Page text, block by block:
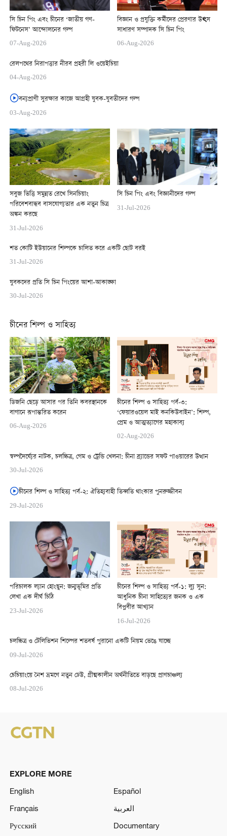
সি চিন পিং এবং চীনের ‘জাতীয় গণ-
ফিটনেস’ আন্দোলনের গল্প
07-Aug-2026
বিজ্ঞান ও প্রযুক্তি কর্মীদের প্রেরণার উৎস
সাধারণ সম্পাদক সি চিন পিং
06-Aug-2026
রেলপথের নিরাপত্তার নীরব প্রহরী লি ওয়েইচিয়া
04-Aug-2026
বন্যপ্রাণী সুরক্ষার কাজে আগ্রহী যুবক-যুবতীদের গল্প
03-Aug-2026
সবুজ ভিত্তি সমুন্নত রেখে সিনচিয়াং
পরিবেশবান্ধব বাসযোগ্যতার এক নতুন চিত্র
অঙ্কন করছে
31-Jul-2026
সি চিন পিং এবং বিজ্ঞানীদের গল্প
31-Jul-2026
শত কোটি ইউয়ানের শিল্পকে চালিত করে একটি ছোট বরই
31-Jul-2026
যুবকদের প্রতি সি চিন পিংয়ের আশা-আকাঙ্ক্ষা
30-Jul-2026
চীনের শিল্প ও সাহিত্য
ডিজনি ছেড়ে আসার পর তিনি কবরস্থানকে
বাগানে রূপান্তরিত করেন
06-Aug-2026
চীনের শিল্প ও সাহিত্য পর্ব-৩:
‘ফেয়ারওয়েল মাই কনকিউবাইন’: শিল্প,
প্রেম ও আত্মত্যাগের মহাকাব্য
02-Aug-2026
স্বল্পদৈর্ঘ্যের নাটক, চলচ্চিত্র, গেম ও ট্রেন্ডি খেলনা: চীনা ব্র্যান্ডের সফট পাওয়ারের উত্থান
30-Jul-2026
চীনের শিল্প ও সাহিত্য পর্ব-২: ঐতিহ্যবাহী তিব্বতি থাংকার পুনরুজ্জীবন
29-Jul-2026
পরিচালক ল্যান হোংছুন: জন্মভূমির প্রতি
লেখা এক দীর্ঘ চিঠি
23-Jul-2026
চীনের শিল্প ও সাহিত্য পর্ব-১: ল্যু সুন:
আধুনিক চীনা সাহিত্যের জনক ও এক
বিপ্লবীর আখ্যান
16-Jul-2026
চলচ্চিত্র ও টেলিভিশন শিল্পের শতবর্ষ পুরানো একটি নিয়ম ভেঙে যাচ্ছে
09-Jul-2026
চেচিয়াংয়ে নৈশ ভ্রমণে নতুন ঢেউ, গ্রীষ্মকালীন অর্থনীতিতে বাড়ছে প্রাণচাঞ্চল্য
08-Jul-2026
EXPLORE MORE
English
Español
Français
العربية
Русский
Documentary